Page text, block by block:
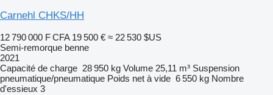
Carnehl CHKS/HH
12 790 000 F CFA 19 500 € ≈ 22 530 $US
Semi-remorque benne
2021
Capacité de charge 28 950 kg Volume 25,11 m³ Suspension
pneumatique/pneumatique Poids net à vide 6 550 kg Nombre
d'essieux 3